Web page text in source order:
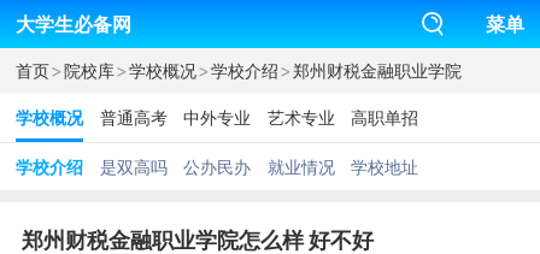
大学生必备网 菜单
首页>院校库>学校概况>学校介绍>郑州财税金融职业学院
学校概况 普通高考 中外专业 艺术专业 高职单招
学校介绍 是双高吗 公办民办 就业情况 学校地址
郑州财税金融职业学院怎么样 好不好